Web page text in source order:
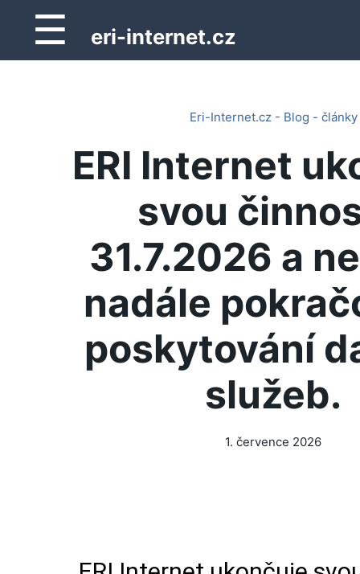
☰ eri-internet.cz
Eri-Internet.cz - Blog - články
ERI Internet
svou
31.7.2026 a
nadále
poskytování
služeb.
1. července 2026